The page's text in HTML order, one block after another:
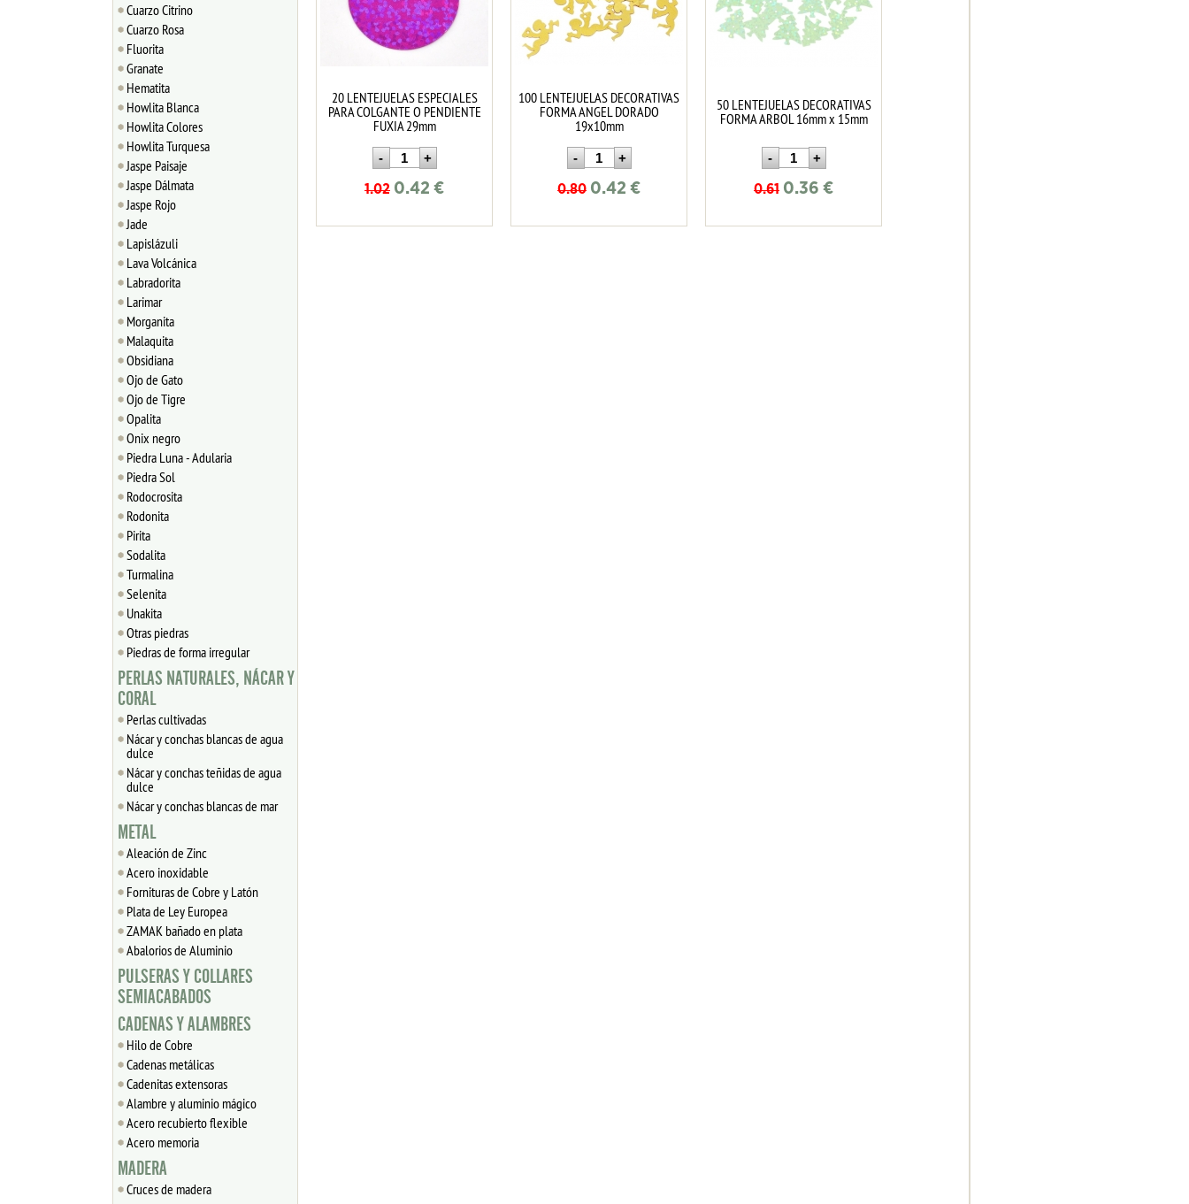
Cuarzo Citrino
Cuarzo Rosa
Fluorita
Granate
Hematita
Howlita Blanca
Howlita Colores
Howlita Turquesa
Jaspe Paisaje
Jaspe Dálmata
Jaspe Rojo
Jade
Lapislázuli
Lava Volcánica
Labradorita
Larimar
Morganita
Malaquita
Obsidiana
Ojo de Gato
Ojo de Tigre
Opalita
Onix negro
Piedra Luna - Adularia
Piedra Sol
Rodocrosita
Rodonita
Pirita
Sodalita
Turmalina
Selenita
Unakita
Otras piedras
Piedras de forma irregular
PERLAS NATURALES, NÁCAR Y
CORAL
Perlas cultivadas
Nácar y conchas blancas de agua
dulce
Nácar y conchas teñidas de agua
dulce
Nácar y conchas blancas de mar
METAL
Aleación de Zinc
Acero inoxidable
Fornituras de Cobre y Latón
Plata de Ley Europea
ZAMAK bañado en plata
Abalorios de Aluminio
PULSERAS Y COLLARES
SEMIACABADOS
CADENAS Y ALAMBRES
Hilo de Cobre
Cadenas metálicas
Cadenitas extensoras
Alambre y aluminio mágico
Acero recubierto flexible
Acero memoria
MADERA
Cruces de madera
20 LENTEJUELAS ESPECIALES
PARA COLGANTE O PENDIENTE
FUXIA 29mm
1.02 0.42 €
100 LENTEJUELAS DECORATIVAS
FORMA ANGEL DORADO
19x10mm
0.80 0.42 €
50 LENTEJUELAS DECORATIVAS
FORMA ARBOL 16mm x 15mm
0.61 0.36 €